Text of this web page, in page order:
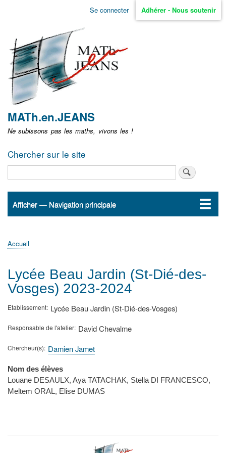
Aller
non
identifié
Se connecter Adhérer - Nous soutenir
MATh.en.JEANS
Ne subissons pas les maths, vivons les !
Chercher sur le site
Navigation
Afficher — Navigation principale
Accueil
ActualitésMATh.en.JEANS ?
Régions et Ateliers
Créer, gérer un atelier
Sujets/Publications
Congrès
d'Ariane
Accueil
Lycée Beau Jardin (St-Dié-des-
Vosges) 2023-2024
Etablissement Lycée Beau Jardin (St-Dié-des-Vosges)
Responsable de l'atelier David Chevalme
Chercheur(s) Damien Jamet
Nom des élèves
Louane DESAULX, Aya TATACHAK, Stella DI FRANCESCO,
Meltem ORAL, Elise DUMAS